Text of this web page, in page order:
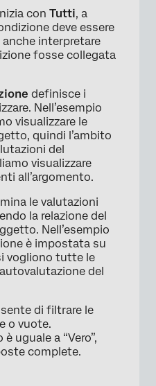
×
con Tutti, a
deve essere
interpretare
fosse collegata
definisce i
Nell’esempio
visualizzare le
quindi l’ambito
del
visualizzare
all’argomento.
le valutazioni
la relazione del
Nell’esempio
è impostata su
vogliono tutte le
del
di filtrare le
o vuote.
uguale a “Vero”,
complete.